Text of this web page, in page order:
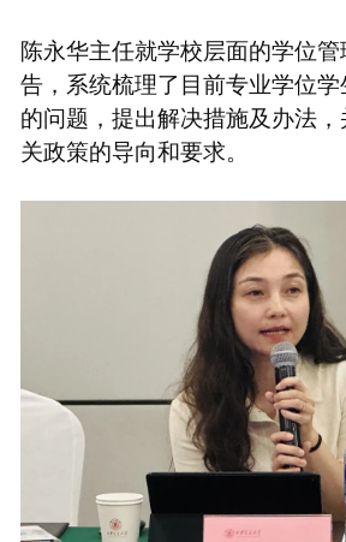
陈永华主任就学校层面的学位
告，系统梳理了目前专业学位
的问题，提出解决措施及办法
关政策的导向和要求。